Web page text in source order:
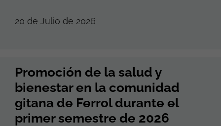
20 de Julio de 2026
Promoción de la salud y
bienestar en la comunidad
gitana de Ferrol durante el
primer semestre de 2026